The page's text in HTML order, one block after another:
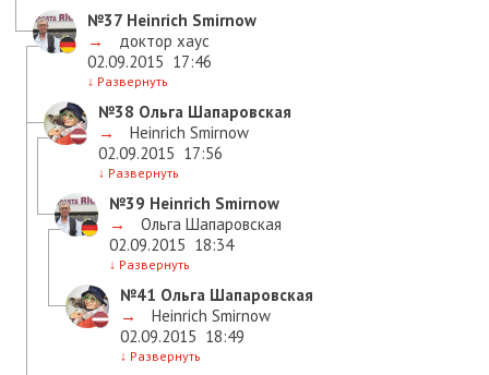
№37 Heinrich Smirnow
→
доктор хаус
02.09.2015 17:46
↓ Развернуть
№38 Ольга Шапаровская
→
Heinrich Smirnow
02.09.2015 17:56
↓ Развернуть
№39 Heinrich Smirnow
→
Ольга Шапаровская
02.09.2015 18:34
↓ Развернуть
№41 Ольга Шапаровская
→
Heinrich Smirnow
02.09.2015 18:49
↓ Развернуть